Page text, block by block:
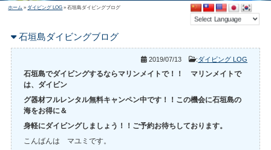
ホーム » ダイビング LOG » 石垣島ダイビングブログ
石垣島ダイビングブログ
2019/07/13 :ダイビング LOG
石垣島でダイビングするならマリンメイトで！！ マリンメイトで
は、ダイビン
グ器材フルレンタル無料キャンペン中です！！この機会に石垣島の
海をお得に＆
身軽にダイビングしましょう！！ご予約お待ちしております。
こんばんは マユミです。